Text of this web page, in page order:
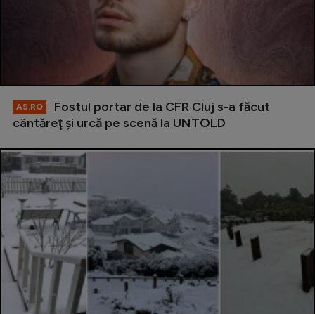
AS.RO
Fostul portar de la CFR Cluj s-a făcut
cântăreţ şi urcă pe scenă la UNTOLD